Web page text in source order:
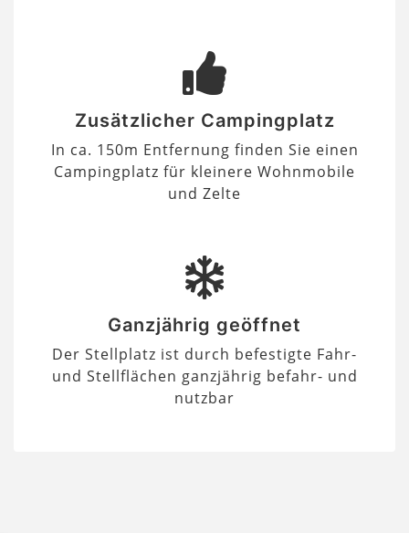
Zusätzlicher Campingplatz
In ca. 150m Entfernung finden Sie einen
Campingplatz für kleinere Wohnmobile
und Zelte
Ganzjährig geöffnet
Der Stellplatz ist durch befestigte Fahr-
und Stellflächen ganzjährig befahr- und
nutzbar